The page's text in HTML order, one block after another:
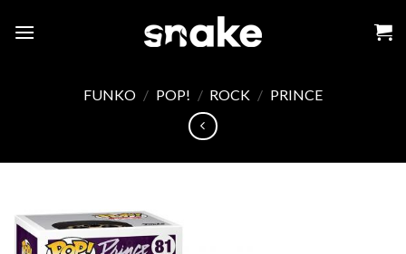
FUNKO / POP! / ROCK / PRINCE